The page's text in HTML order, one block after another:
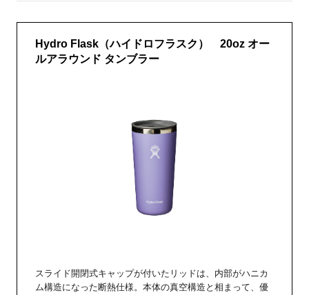
Hydro Flask（ハイドロフラスク） 20oz オー
ルアラウンド タンブラー
スライド開閉式キャップが付いたリッドは、内部がハニカ
ム構造になった断熱仕様。本体の真空構造と相まって、優